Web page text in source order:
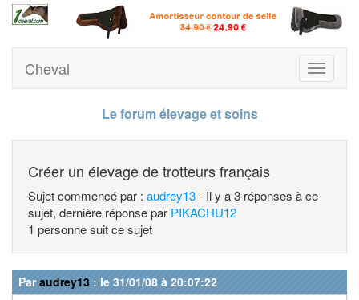
Toggle
Cheval
Le forum élevage et soins
Créer un élevage de trotteurs français
Sujet commencé par : audrey13- Il y a 3 réponses à ce
sujet, dernière réponse par PIKACHU12
1 personne suit ce sujet
Paraudrey13 : le 31/01/08 à 20:07:22